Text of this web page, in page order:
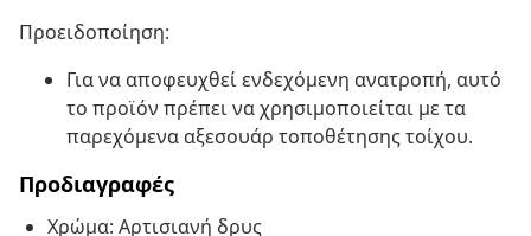
Προειδοποίηση:
Για να αποφευχθεί ενδεχόμενη ανατροπή, αυτό
το προϊόν πρέπει να χρησιμοποιείται με τα
παρεχόμενα αξεσουάρ τοποθέτησης τοίχου.
Προδιαγραφές
Χρώμα: Αρτισιανή δρυς